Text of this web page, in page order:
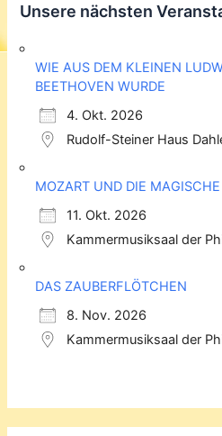
Unsere nächsten
WIE AUS DEM KLEINEN
BEETHOVEN WURDE
4. Okt. 2026
Rudolf-Steiner Haus
MOZART UND DIE
11. Okt. 2026
Kammermusiksaal der
DAS ZAUBERFLÖTCHEN
8. Nov. 2026
Kammermusiksaal der